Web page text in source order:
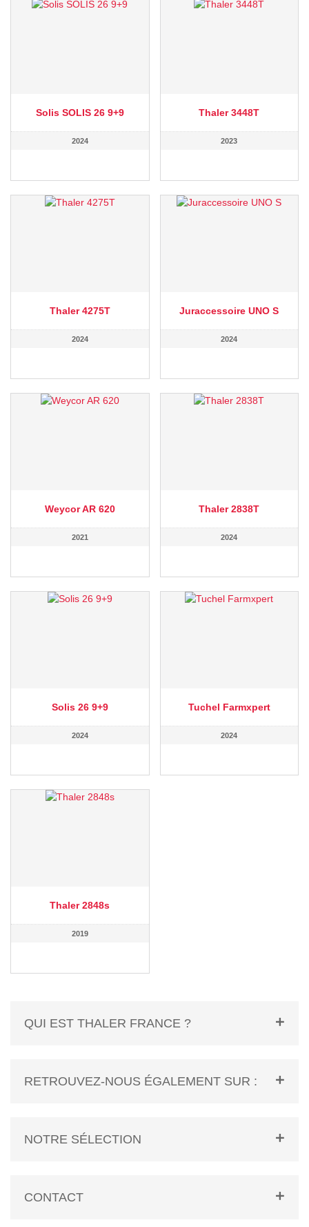
Solis SOLIS 26 9+9
2024
Thaler 3448T
2023
Thaler 4275T
2024
Juraccessoire UNO S
2024
Weycor AR 620
2021
Thaler 2838T
2024
Solis 26 9+9
2024
Tuchel Farmxpert
2024
Thaler 2848s
2019
QUI EST THALER FRANCE ?
RETROUVEZ-NOUS ÉGALEMENT SUR :
NOTRE SÉLECTION
CONTACT